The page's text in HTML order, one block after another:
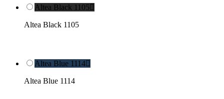
Altea Black 1105
Altea Black 1105
Altea Blue 1114
Altea Blue 1114